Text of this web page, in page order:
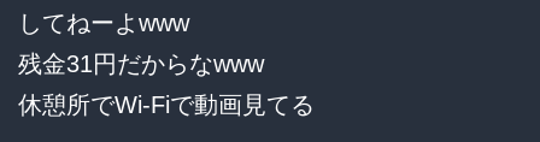
してねーよwww
残金31円だからなwww
休憩所でWi-Fiで動画見てる